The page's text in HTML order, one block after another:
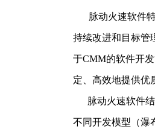
脉动火速软件
持续改进和目标管
于CMM的软件开
定、高效地提供优
脉动火速软件
不同开发模型（瀑